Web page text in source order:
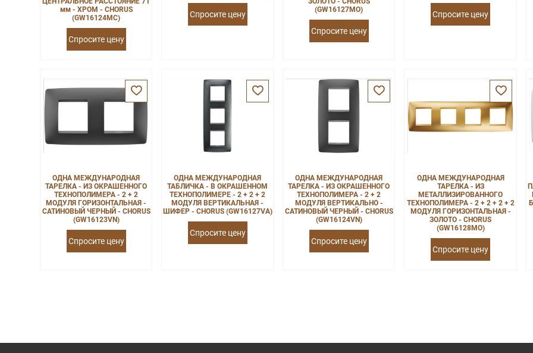
мм - ХРОМ - CHORUS
(GW16124MC)
Спросите цену
Спросите цену
(GW16127MO)
Спросите цену
Спросите цену
ОДНА МЕЖДУНАРОДНАЯ
ТАРЕЛКА - ИЗ ОКРАШЕННОГО
ТЕХНОПОЛИМЕРА - 2 + 2
МОДУЛЯ ГОРИЗОНТАЛЬНАЯ -
САТИНОВЫЙ ЧЕРНЫЙ - CHORUS
(GW16123VN)
Спросите цену
ОДНА МЕЖДУНАРОДНАЯ
ТАБЛИЧКА - В ОКРАШЕННОМ
ТЕХНОПОЛИМЕРЕ - 2 + 2 + 2
МОДУЛЯ ВЕРТИКАЛЬНАЯ -
ШИФЕР - CHORUS (GW16127VA)
Спросите цену
ОДНА МЕЖДУНАРОДНАЯ
ТАРЕЛКА - ИЗ ОКРАШЕННОГО
ТЕХНОПОЛИМЕРА - 2 + 2
МОДУЛЯ ВЕРТИКАЛЬНО -
САТИНОВЫЙ ЧЕРНЫЙ - CHORUS
(GW16124VN)
Спросите цену
ОДНА МЕЖДУНАРОДНАЯ
ТАРЕЛКА - ИЗ
МЕТАЛЛИЗИРОВАННОГО
ТЕХНОПОЛИМЕРА - 2 + 2 + 2 + 2
МОДУЛЯ ГОРИЗОНТАЛЬНАЯ -
ЗОЛОТО - CHORUS
(GW16128MO)
Спросите цену